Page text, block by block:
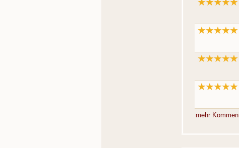
mehr